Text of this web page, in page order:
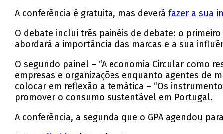
A conferência é gratuita, mas deveráfazer a sua
O debate inclui três painéis de debate: o
abordará a importância das marcas e a sua
O segundo painel – “A economia Circular como
empresas e organizações enquanto agentes de
colocar em reflexão a temática – “Os
promover o consumo sustentável em Portugal.
A conferência, a segunda que o GPA agendou